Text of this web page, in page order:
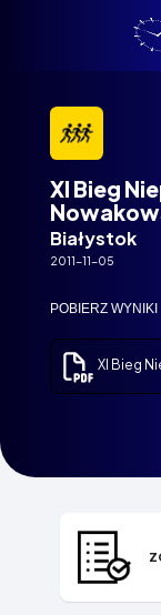
XI Bieg
Białystok
2011-11-05
POBIERZ WYNIKI
XI Bieg